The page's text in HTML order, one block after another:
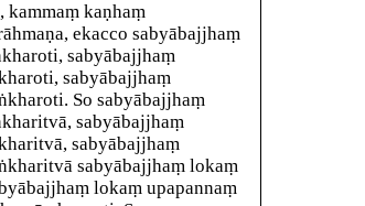
kammaṃ kaṇhaṃ
ekacco sabyābajjhaṃ
sabyābajjhaṃ
sabyābajjhaṃ
So sabyābajjhaṃ
sabyābajjhaṃ
sabyābajjhaṃ
sabyābajjhaṃ lokaṃ
lokaṃ upapannaṃ